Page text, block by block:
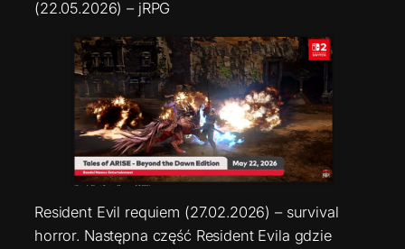
(22.05.2026) – jRPG
Resident Evil requiem (27.02.2026) – survival
horror. Następna część Resident Evila gdzie